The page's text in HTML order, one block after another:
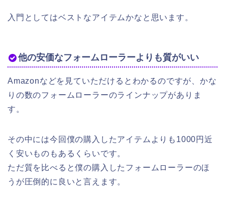
入門としてはベストなアイテムかなと思います。
他の安価なフォームローラーよりも質がいい
Amazonなどを見ていただけるとわかるのですが、かな
りの数のフォームローラーのラインナップがありま
す。
その中には今回僕の購入したアイテムよりも1000円近
く安いものもあるくらいです。
ただ質を比べると僕の購入したフォームローラーのほ
うが圧倒的に良いと言えます。